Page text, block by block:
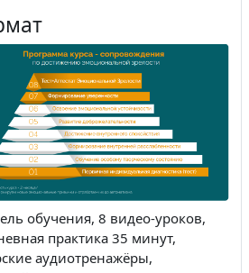
обучения, 8 видео-уроков,
практика 35 минут,
аудиотренажёры,